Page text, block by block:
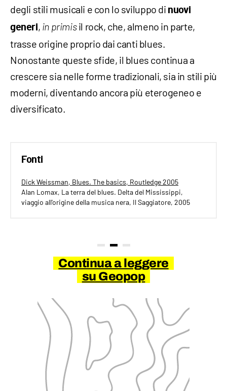
degli stili musicali e con lo sviluppo di nuovi
generi, in primisil rock, che, almeno in parte,
trasse origine proprio dai canti blues.
Nonostante queste sfide, il blues continua a
crescere sia nelle forme tradizionali, sia in stili più
moderni, diventando ancora più eterogeneo e
diversificato.
Fonti
Dick Weissman, Blues. The basics, Routledge 2005
Alan Lomax, La terra del blues. Delta del Mississippi,
viaggio all'origine della musica nera, Il Saggiatore, 2005
Continua a leggere
su Geopop